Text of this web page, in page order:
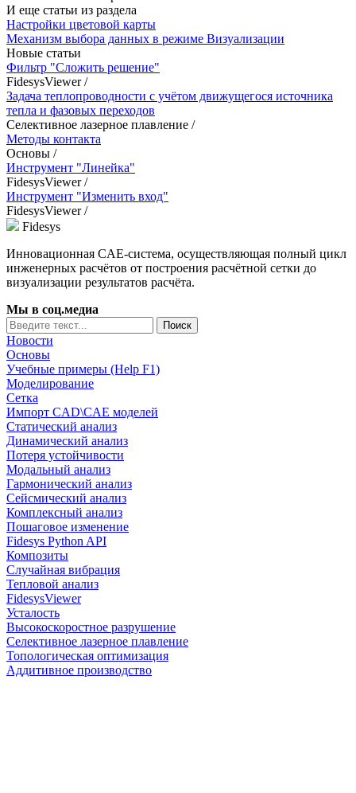
И еще статьи из раздела
Настройки цветовой карты
Механизм выбора данных в режиме Визуализации
Новые статьи
Фильтр "Сложить решение"
FidesysViewer/
Задача теплопроводности с учётом движущегося источника
тепла и фазовых переходов
Селективное лазерное плавление /
Методы контакта
Основы /
Инструмент "Линейка"
FidesysViewer/
Инструмент "Изменить вход"
FidesysViewer/
Fidesys
Инновационная CAE-система, осуществляющая полный цикл
инженерных расчётов от построения расчётной сетки до
визуализации результатов расчёта.
Мы в соц.медиа
Новости
Основы
Учебные примеры (Help F1)
Моделирование
Сетка
Импорт CAD\CAE моделей
Статический анализ
Динамический анализ
Потеря устойчивости
Модальный анализ
Гармонический анализ
Сейсмический анализ
Комплексный анализ
Пошаговое изменение
Fidesys Python API
Композиты
Случайная вибрация
Тепловой анализ
FidesysViewer
Усталость
Высокоскоростное разрушение
Селективное лазерное плавление
Топологическая оптимизация
Аддитивное производство